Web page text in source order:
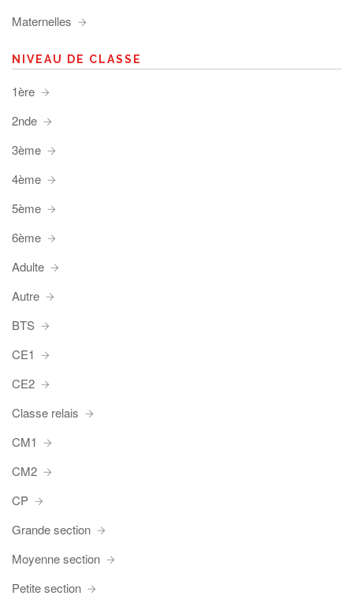
Maternelles
NIVEAU DE CLASSE
1ère
2nde
3ème
4ème
5ème
6ème
Adulte
Autre
BTS
CE1
CE2
Classe relais
CM1
CM2
CP
Grande section
Moyenne section
Petite section